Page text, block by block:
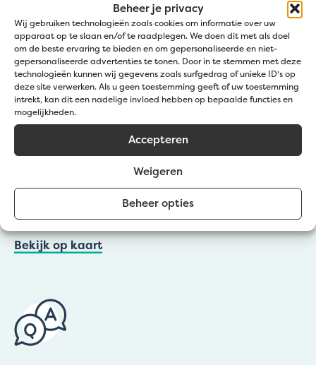
Beheer je privacy
Wij gebruiken technologieën zoals cookies om informatie over uw
apparaat op te slaan en/of te raadplegen. We doen dit met als doel
om de beste ervaring te bieden en om gepersonaliseerde en niet-
gepersonaliseerde advertenties te tonen. Door in te stemmen met deze
technologieën kunnen wij gegevens zoals surfgedrag of unieke ID's op
deze site verwerken. Als u geen toestemming geeft of uw toestemming
intrekt, kan dit een nadelige invloed hebben op bepaalde functies en
mogelijkheden.
Accepteren
Weigeren
Beheer opties
Kom langs bij Jatu
Zedelgem (Klantendienst Jatu)
Groenestraat 139a
Wevelgem (Afhaalpunt Gravelart)
Lochristi (Afhaalpunt Gravelart)
Denen 67
Bekijk op kaart